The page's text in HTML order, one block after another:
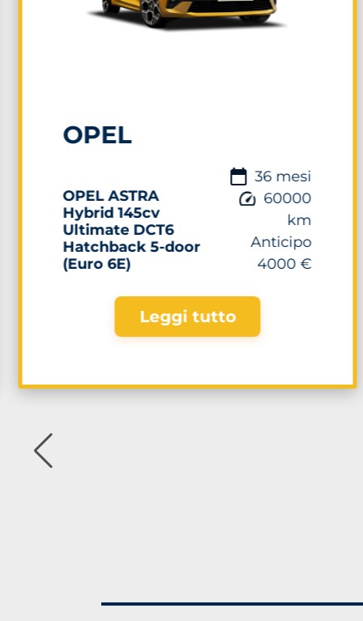
OPEL
OPEL ASTRA
Hybrid 145cv
Ultimate DCT6
Hatchback 5-door
(Euro 6E)
36 mesi
60000
km
Anticipo
4000 €
Leggi tutto